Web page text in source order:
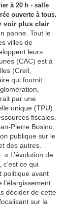
à 20 h - salle
ouverte à tous.
voir plus clair
panne. Tout le
villes de
leurs
(CAC) est à
(Creil,
qui fournit
par une
unique (TPU).
fiscales.
Pierre Bosino,
publique sur le
des autres.
. « L’évolution de
ce qui
politique avant
décider de cette
sur la